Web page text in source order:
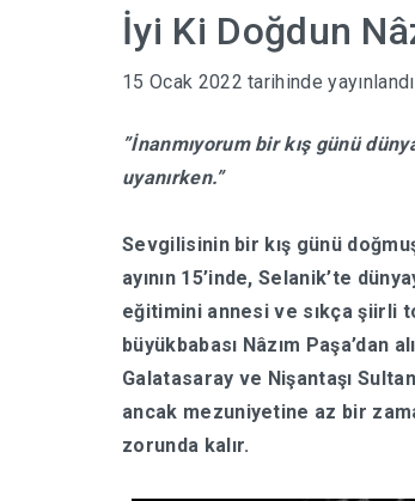
İyi Ki Doğdun
15 Ocak 2022 tarihinde yayınlandı
”İnanmıyorum bir kış günü
uyanırken.”
Sevgilisinin bir kış günü
ayının 15’inde, Selanik’te
eğitimini annesi ve sıkça şiirli
büyükbabası Nâzım
Galatasaray ve Nişantaşı
ancak mezuniyetine az bir
zorunda kalır.